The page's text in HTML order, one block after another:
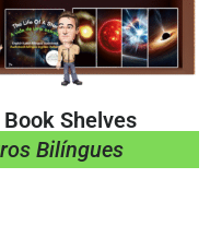
Shelves
Bilíngues